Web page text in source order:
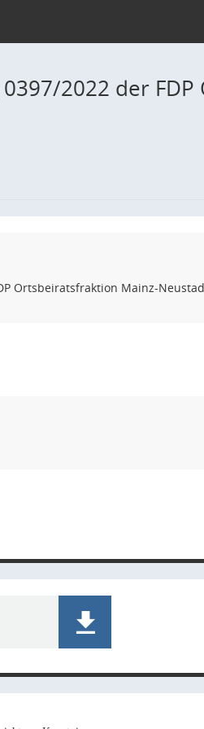
2022 der
Ortsbeiratsfraktion Mainz-